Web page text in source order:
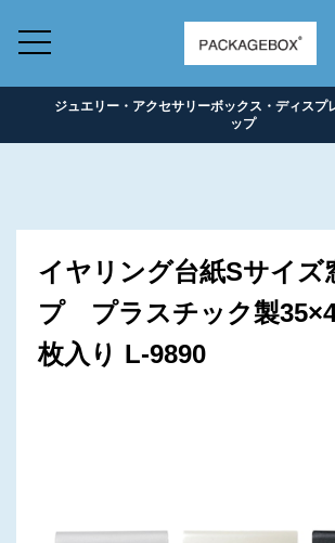
ジュエリー・アクセサリーボックス・ディスプ
ップ
イヤリング台紙Sサイズ
プ プラスチック製
枚入り L-9890